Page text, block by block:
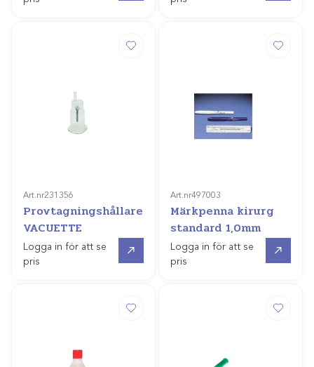
Art.nr231356
Provtagningshållare
VACUETTE
Logga in för att se
pris
Art.nr497003
Märkpenna kirurg
standard 1,0mm
Logga in för att se
pris